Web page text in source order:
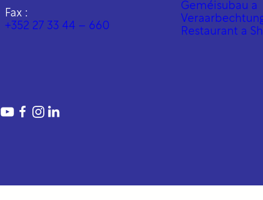
Fax :
+352 27 33 44 – 660
Geméisubau a
Restaurant a
YouTube
https://www.facebook.com/
https://www.instagram.com/
https://www.linkedin.com/company/proactif-sis-s%C3%A0rl/